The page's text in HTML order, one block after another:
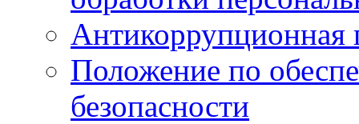
Положение по
безопасности